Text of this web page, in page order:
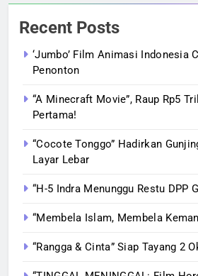
Recent Posts
‘Jumbo’ Film Animasi Indonesia
Penonton
“A Minecraft Movie”, Raup Rp5
Pertama!
“Cocote Tonggo” Hadirkan
Layar Lebar
“H-5 Indra Menunggu Restu DPP
“Membela Islam, Membela
“Rangga & Cinta” Siap Tayang 2